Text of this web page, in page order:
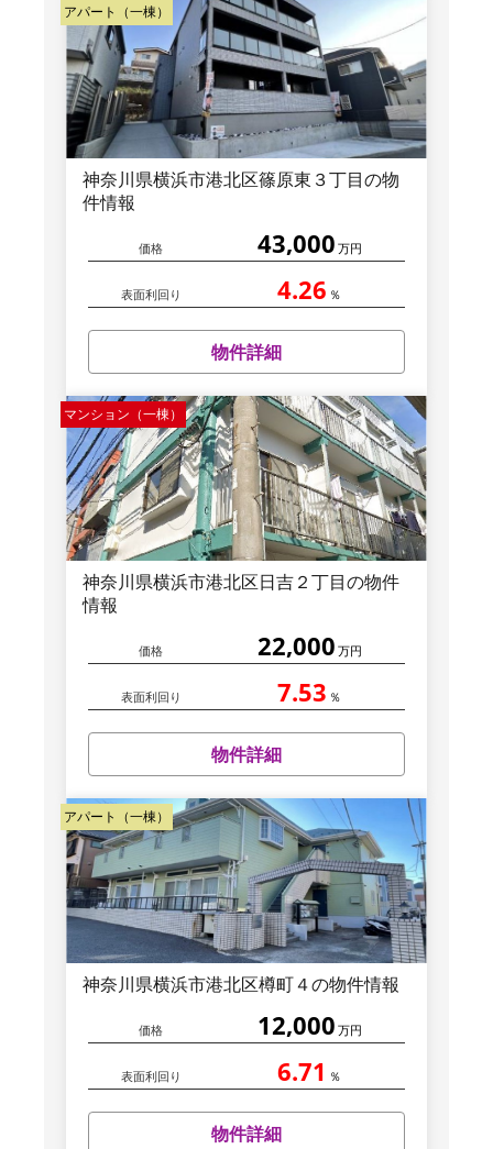
アパート（一棟）
神奈川県横浜市港北区篠原東３丁目の物
件情報
価格 43,000 万円
表面利回り 4.26 ％
物件詳細
マンション（一棟）
神奈川県横浜市港北区日吉２丁目の物件
情報
価格 22,000 万円
表面利回り 7.53 ％
物件詳細
アパート（一棟）
神奈川県横浜市港北区樽町４の物件情報
価格 12,000 万円
表面利回り 6.71 ％
物件詳細